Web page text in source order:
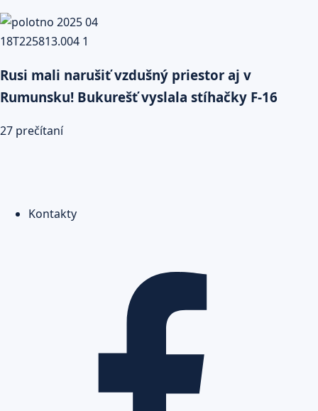
Rusi mali narušiť vzdušný priestor aj v
Rumunsku! Bukurešť vyslala stíhačky F-16
27 prečítaní
Kontakty